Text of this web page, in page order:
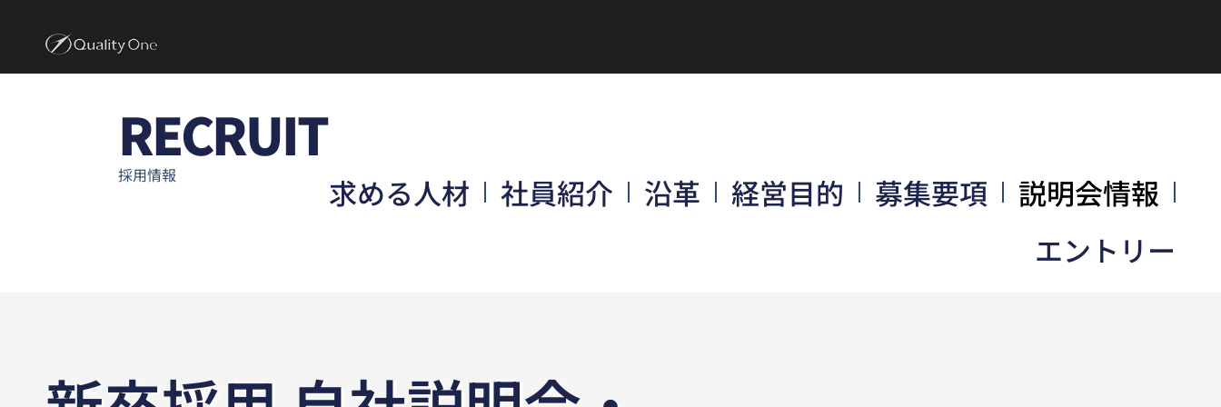
RECRUIT
採用情報 求める人材 社員紹介 沿革 経営目的 募集要項
説明会情報
エントリー